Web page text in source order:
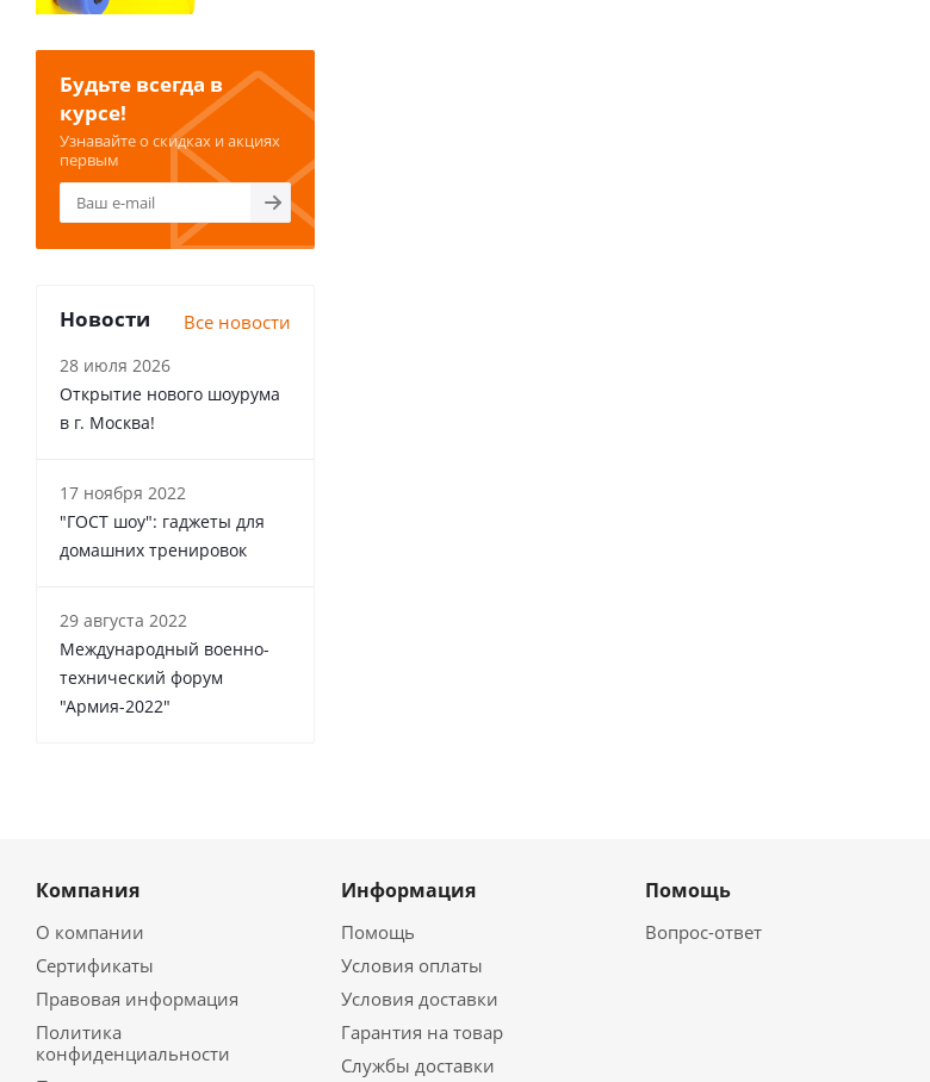
Будьте всегда в
курсе!
Узнавайте о скидках и акциях
первым
Новости Все новости
28 июля 2026
Открытие нового шоурума
в г. Москва!
17 ноября 2022
"ГОСТ шоу": гаджеты для
домашних тренировок
29 августа 2022
Международный военно-
технический форум
"Армия-2022"
Компания
О компании
Сертификаты
Правовая информация
Политика
конфиденциальности
Информация
Помощь
Условия оплаты
Условия доставки
Гарантия на товар
Службы доставки
Помощь
Вопрос-ответ